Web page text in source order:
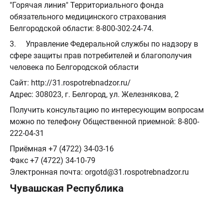
"Горячая линия" Территориального фонда
обязательного медицинского страхования
Белгородской области: 8-800-302-24-74.
3. Управление Федеральной службы по надзору в
сфере защиты прав потребителей и благополучия
человека по Белгородской области
Сайт: http://31.rospotrebnadzor.ru/
Адрес: 308023, г. Белгород, ул. Железнякова, 2
Получить консультацию по интересующим вопросам
можно по телефону Общественной приемной: 8-800-
222-04-31
Приёмная +7 (4722) 34-03-16
Факс +7 (4722) 34-10-79
Электронная почта: orgotd@31.rospotrebnadzor.ru
Чувашская Республика